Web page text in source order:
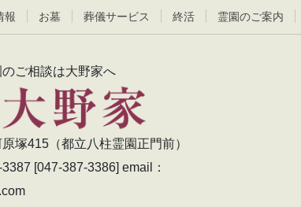
報 お墓 葬儀サービス 終活 霊園のご案内
ご相談は大野家へ
塚415（都立八柱霊園正門前）
[047-387-3386] email：